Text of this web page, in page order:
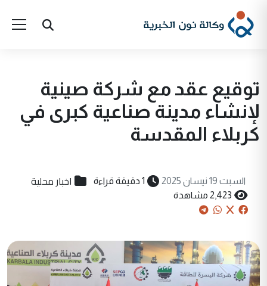
توقيع عقد مع شركة صينية
لإنشاء مدينة صناعية كبرى في
كربلاء المقدسة
السبت 19 نيسان 2025 1 دقيقة قراءة اخبار محلية
2,423 مشاهدة